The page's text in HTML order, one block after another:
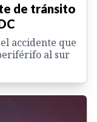
de tránsito
accidente que
al sur